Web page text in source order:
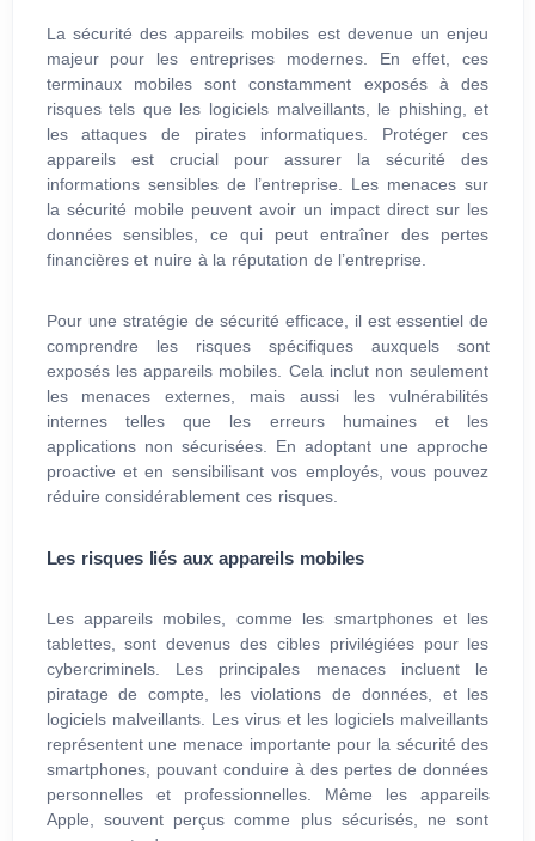
La sécurité des appareils mobiles est devenue un enjeu
majeur pour les entreprises modernes. En effet, ces
terminaux mobiles sont constamment exposés à des
risques tels que les logiciels malveillants, le phishing, et
les attaques de pirates informatiques. Protéger ces
appareils est crucial pour assurer la sécurité des
informations sensibles de l’entreprise. Les menaces sur
la sécurité mobile peuvent avoir un impact direct sur les
données sensibles, ce qui peut entraîner des pertes
financières et nuire à la réputation de l’entreprise.
Pour une stratégie de sécurité efficace, il est essentiel de
comprendre les risques spécifiques auxquels sont
exposés les appareils mobiles. Cela inclut non seulement
les menaces externes, mais aussi les vulnérabilités
internes telles que les erreurs humaines et les
applications non sécurisées. En adoptant une approche
proactive et en sensibilisant vos employés, vous pouvez
réduire considérablement ces risques.
Les risques liés aux appareils mobiles
Les appareils mobiles, comme les smartphones et les
tablettes, sont devenus des cibles privilégiées pour les
cybercriminels. Les principales menaces incluent le
piratage de compte, les violations de données, et les
logiciels malveillants. Les virus et les logiciels malveillants
représentent une menace importante pour la sécurité des
smartphones, pouvant conduire à des pertes de données
personnelles et professionnelles. Même les appareils
Apple, souvent perçus comme plus sécurisés, ne sont